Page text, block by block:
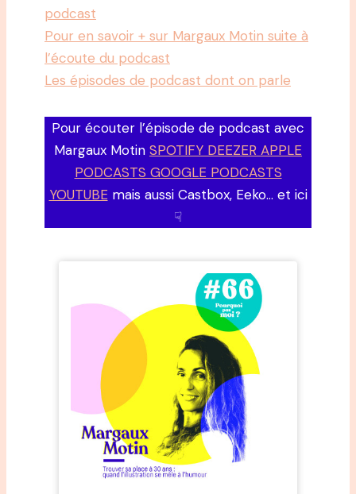
podcast
Pour en savoir + sur Margaux Motin suite à
l’écoute du podcast
Les épisodes de podcast dont on parle
Pour écouter l’épisode de podcast avec
Margaux Motin SPOTIFY DEEZER APPLE
PODCASTS GOOGLE PODCASTS
YOUTUBE mais aussi Castbox, Eeko… et ici
☟